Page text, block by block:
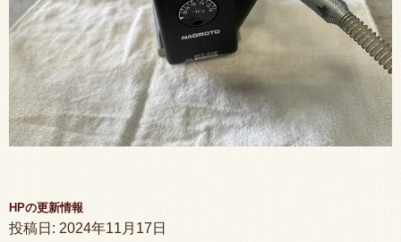
HPの更新情報
投稿日: 2024年11月17日